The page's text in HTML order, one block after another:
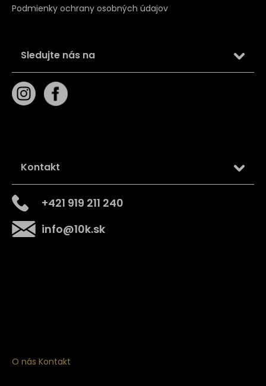
Podmienky ochrany osobných údajov
Sledujte nás na
Kontakt
info@10k.sk
+421 919 211 240
O nás Kontakt